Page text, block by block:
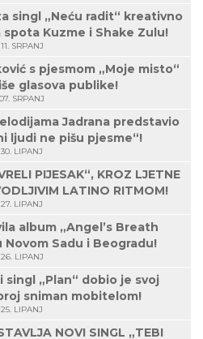
singl „Neću radit“ kreativno
Kuzme i Shake Zulu!
11. SRPANJ
s pjesmom „Moje misto“
glasova publike!
07. SRPANJ
Jadrana predstavio
ljudi ne pišu pjesme“!
30. LIPANJ
PIJESAK“, KROZ LJETNE
LATINO RITMOM!
27. LIPANJ
album „Angel’s Breath
Sadu i Beogradu!
26. LIPANJ
singl „Plan“ dobio je svoj
sniman mobitelom!
25. LIPANJ
NOVI SINGL „TEBI